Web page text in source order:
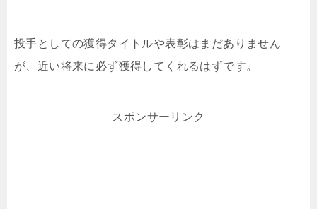
投手としての獲得タイトルや表彰はまだありません
が、近い将来に必ず獲得してくれるはずです。
スポンサーリンク